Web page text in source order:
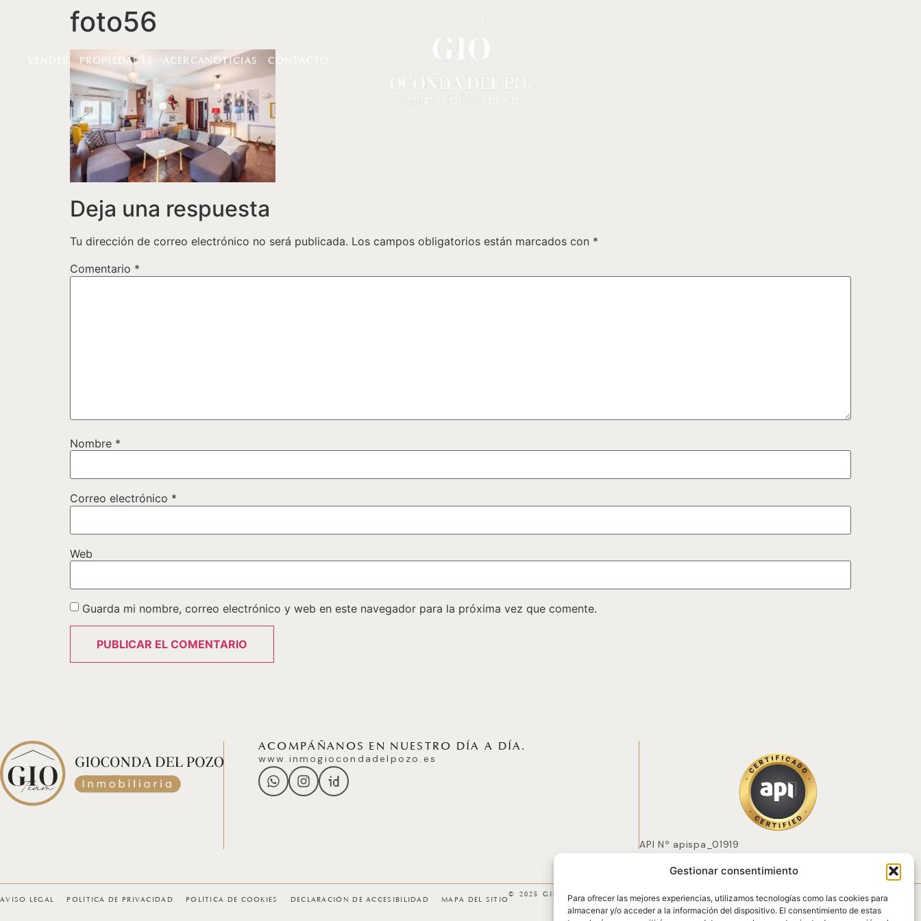
Gestionar consentimiento
Para ofrecer las mejores experiencias, utilizamos tecnologías como las cookies para
almacenar y/o acceder a la información del dispositivo. El consentimiento de estas
PROPIEDADES ACERCANOTICIAS CONTACTO
foto56
Deja una respuesta
Tu dirección de correo electrónico no será publicada. Los campos obligatorios están marcados con *
Comentario *
Nombre *
Correo electrónico *
Web
Guarda mi nombre, correo electrónico y web en este navegador para la próxima vez que comente.
ACOMPÁÑANOS EN NUESTRO DÍA A DÍA.
www.inmogiocondadelpozo.es
API Nº apispa_01919
AVISO LEGAL POLÍTICA DE PRIVACIDAD POLÍTICA DE COOKIES DECLARACIÓN DE ACCESIBILIDAD MAPA DEL SITIO
© 2025 GICONDA DEL POZO